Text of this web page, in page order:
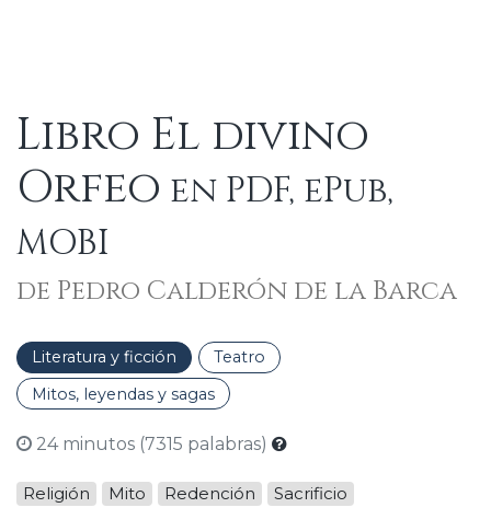
Libro El divino
Orfeo en PDF, ePub,
MOBI
de Pedro Calderón de la Barca
Literatura y ficción
Teatro
Mitos, leyendas y sagas
24 minutos (7315 palabras)
Religión Mito Redención Sacrificio